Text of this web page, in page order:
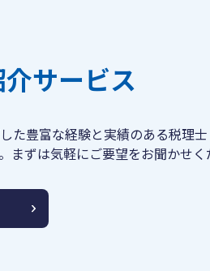
サービス
た豊富な経験と実績のある税理
まずは気軽にご要望をお聞かせく